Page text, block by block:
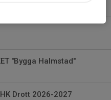
"Bygga Halmstad"
Drott 2026-2027